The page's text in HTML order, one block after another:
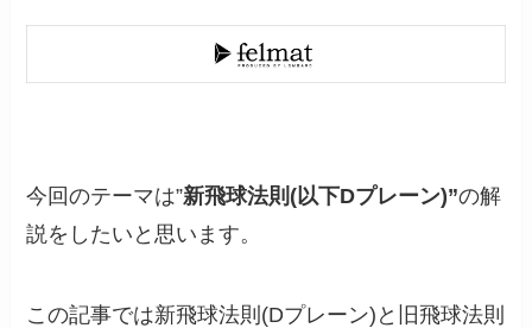
今回のテーマは”新飛球法則(以下Dプレーン)”の解
説をしたいと思います。
この記事では新飛球法則(Dプレーン)と旧飛球法則